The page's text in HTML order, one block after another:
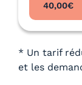
40,00€
* Un tarif
et les